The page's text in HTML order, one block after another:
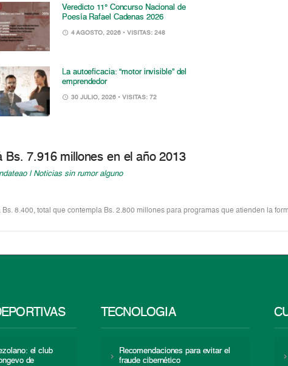
Veredicto 11° Concurso Nacional de
Poesía Rafael Cadenas 2026
4 AGOSTO, 2026 • VISITAS: 248
La autoeficacia: “motor invisible” del
emprendedor
30 JULIO, 2026 • VISITAS: 72
7.916 millones en el año 2013
| Noticias sin rumor alguno
8.400, total que contempla Bs. 2.800 millones para programas que atienden la
el club
de
TECNOLOGÍA
Recomendaciones para evitar el
fraude cibernético